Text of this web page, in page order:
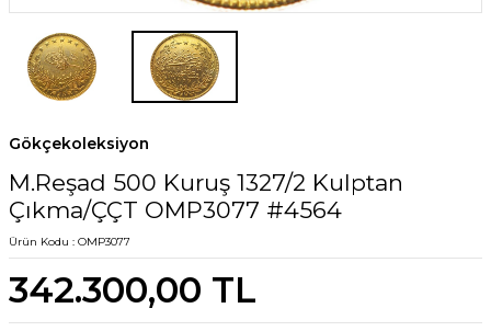
Gökçekoleksiyon
M.Reşad 500 Kuruş 1327/2 Kulptan
Çıkma/ÇÇT OMP3077 #4564
Ürün Kodu : OMP3077
342.300,00 TL